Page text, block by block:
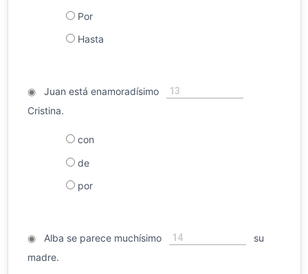
Por
Hasta
◉Juan está enamoradísimo 13
Cristina.
con
de
por
◉Alba se parece muchísimo 14
su
madre.